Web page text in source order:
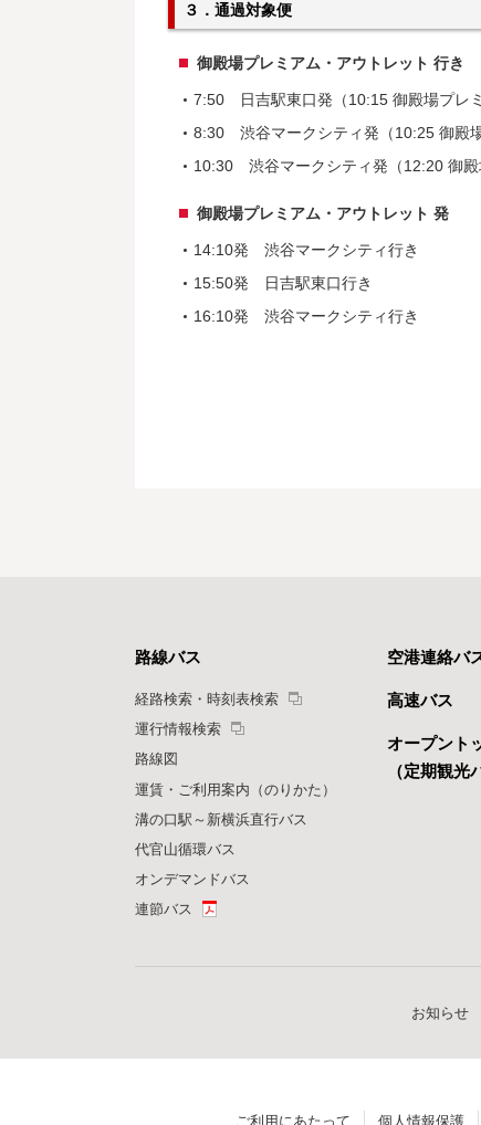
３．通過対象便
御殿場プレミアム・アウトレット 行き
7:50 日吉駅東口発（10:15 御殿場プレ
8:30 渋谷マークシティ発（10:25 御殿
10:30 渋谷マークシティ発（12:20 御殿
御殿場プレミアム・アウトレット 発
14:10発 渋谷マークシティ行き
15:50発 日吉駅東口行き
16:10発 渋谷マークシティ行き
路線バス
経路検索・時刻表検索
運行情報検索
路線図
運賃・ご利用案内（のりかた）
溝の口駅～新横浜直行バス
代官山循環バス
オンデマンドバス
連節バス
空港連絡バ
高速バス
オープント
（定期観光
お知らせ
ご利用にあたって 個人情報保護